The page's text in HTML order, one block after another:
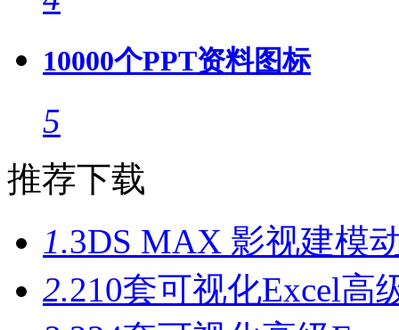
10000个PPT资料图标
5
推荐下载
1.3DS MAX 影视建模
2.210套可视化Excel高